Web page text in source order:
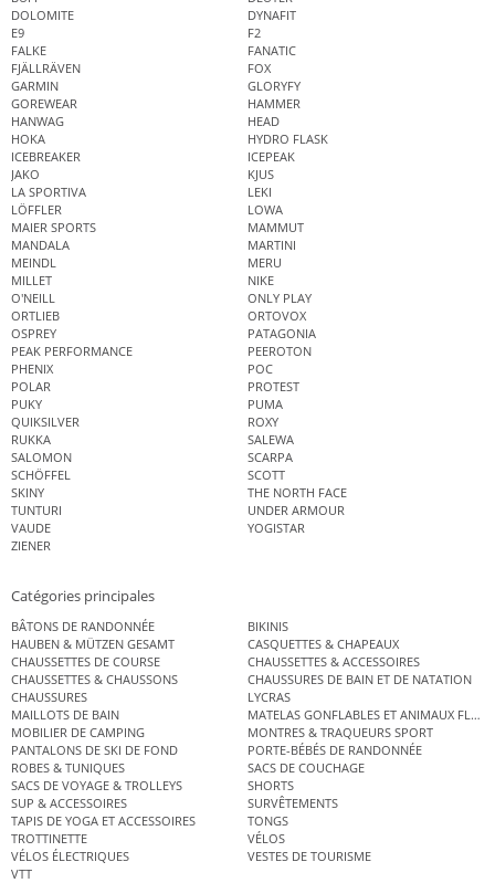
DOLOMITE
DYNAFIT
E9
F2
FALKE
FANATIC
FJÄLLRÄVEN
FOX
GARMIN
GLORYFY
GOREWEAR
HAMMER
HANWAG
HEAD
HOKA
HYDRO FLASK
ICEBREAKER
ICEPEAK
JAKO
KJUS
LA SPORTIVA
LEKI
LÖFFLER
LOWA
MAIER SPORTS
MAMMUT
MANDALA
MARTINI
MEINDL
MERU
MILLET
NIKE
O'NEILL
ONLY PLAY
ORTLIEB
ORTOVOX
OSPREY
PATAGONIA
PEAK PERFORMANCE
PEEROTON
PHENIX
POC
POLAR
PROTEST
PUKY
PUMA
QUIKSILVER
ROXY
RUKKA
SALEWA
SALOMON
SCARPA
SCHÖFFEL
SCOTT
SKINY
THE NORTH FACE
TUNTURI
UNDER ARMOUR
VAUDE
YOGISTAR
ZIENER
Catégories principales
BÂTONS DE RANDONNÉE
BIKINIS
HAUBEN & MÜTZEN GESAMT
CASQUETTES & CHAPEAUX
CHAUSSETTES DE COURSE
CHAUSSETTES & ACCESSOIRES
CHAUSSETTES & CHAUSSONS
CHAUSSURES DE BAIN ET DE NATATION
CHAUSSURES
LYCRAS
MAILLOTS DE BAIN
MATELAS GONFLABLES ET ANIMAUX
MOBILIER DE CAMPING
MONTRES & TRAQUEURS SPORT
PANTALONS DE SKI DE FOND
PORTE-BÉBÉS DE RANDONNÉE
ROBES & TUNIQUES
SACS DE COUCHAGE
SACS DE VOYAGE & TROLLEYS
SHORTS
SUP & ACCESSOIRES
SURVÊTEMENTS
TAPIS DE YOGA ET ACCESSOIRES
TONGS
TROTTINETTE
VÉLOS
VÉLOS ÉLECTRIQUES
VESTES DE TOURISME
VTT